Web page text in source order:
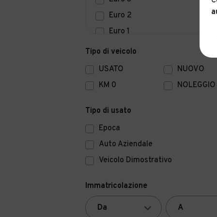
Euro 2
Euro 1
Euro 0
Tipo di veicolo
USATO
NUOVO
KM 0
NOLEGGIO
Tipo di usato
Epoca
Auto Aziendale
Veicolo Dimostrativo
Immatricolazione